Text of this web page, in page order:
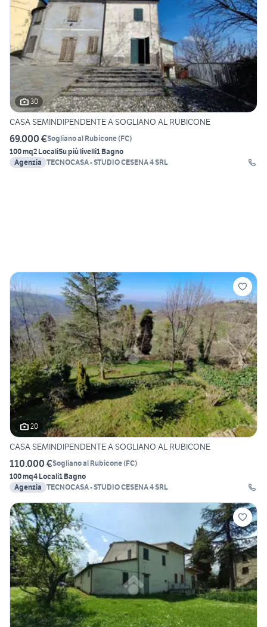
30
CASA SEMINDIPENDENTE A SOGLIANO AL RUBICONE
69.000 €Sogliano al Rubicone(FC)
100 mq2 LocaliSu più livelli1 Bagno
Agenzia TECNOCASA - STUDIO CESENA 4 SRL
20
CASA SEMINDIPENDENTE A SOGLIANO AL RUBICONE
110.000 €Sogliano al Rubicone(FC)
100 mq4 Locali1 Bagno
Agenzia TECNOCASA - STUDIO CESENA 4 SRL